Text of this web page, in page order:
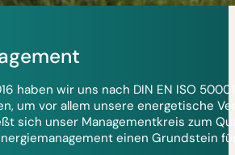
haben wir uns nach DIN EN ISO
um vor allem unsere energetische
sich unser Managementkreis zum
einen Grundstein